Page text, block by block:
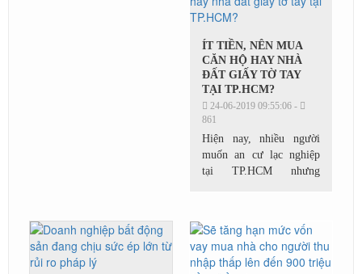
ÍT TIỀN, NÊN MUA
CĂN HỘ HAY NHÀ
ĐẤT GIẤY TỜ TAY
TẠI TP.HCM?
24-06-2019 09:55:06 -
861
Hiện nay, nhiều người
muốn an cư lạc nghiệp
tại TP.HCM nhưng
mua nhà đất giấy tờ tay...